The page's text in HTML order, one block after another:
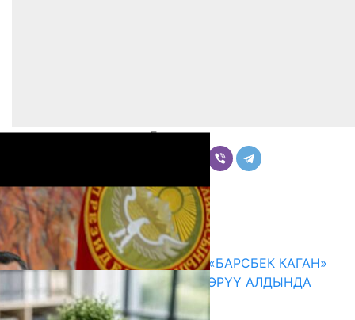
Бөлүшүү
Комментарийлер
Акыркы жаңылыктар
КЫРГЫЗ ТАРЫХЫ ТАСМАДА: «БАРСБЕК КАГАН»
КӨРКӨМ ТАСМАСЫ ЖАРЫК КӨРҮҮ АЛДЫНДА
07.08.2026